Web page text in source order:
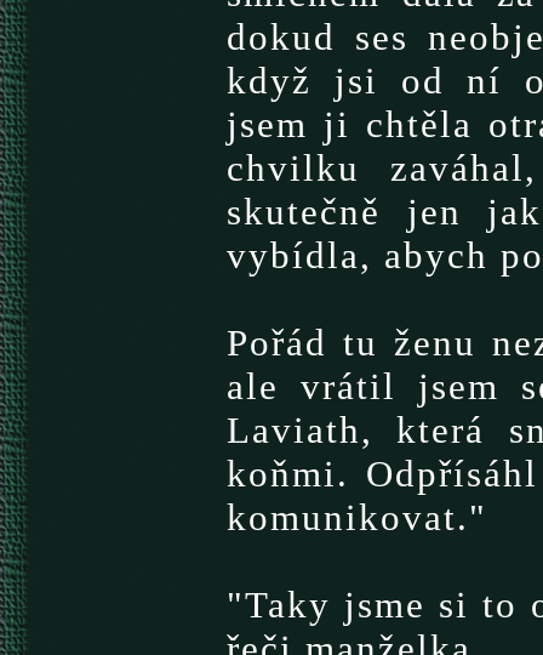
dokud ses
když jsi od ní
jsem ji chtěla
chvilku
skutečně jen
vybídla, abych
Pořád tu ženu
ale vrátil jsem
Laviath, která
koňmi.
komunikovat."
"Taky jsme si to